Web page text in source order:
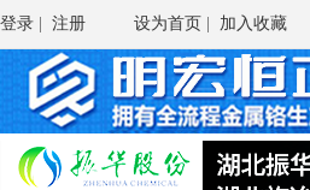
登录 注册 设为首页 加入收藏